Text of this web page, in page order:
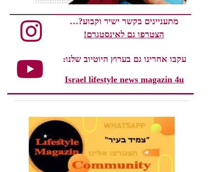
מתעניינים בקשר ישיר וקבוע?…
הצטרפו גם לאינסטגרם!
עקבו אחרינו גם בערוץ היוטיוב שלנו:
Israel lifestyle news magazin 4u